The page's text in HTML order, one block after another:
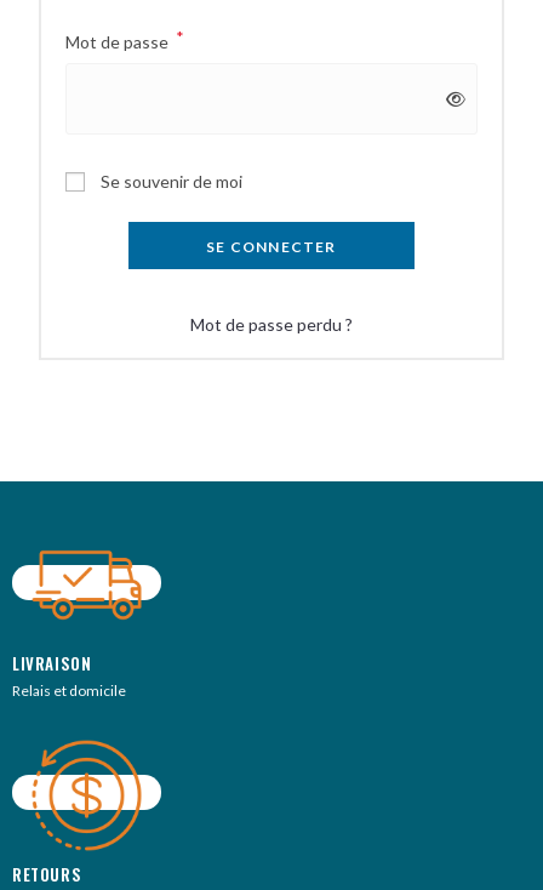
Mot de passe *
Se souvenir de moi
SE CONNECTER
Mot de passe perdu ?
LIVRAISON
Relais et domicile
RETOURS